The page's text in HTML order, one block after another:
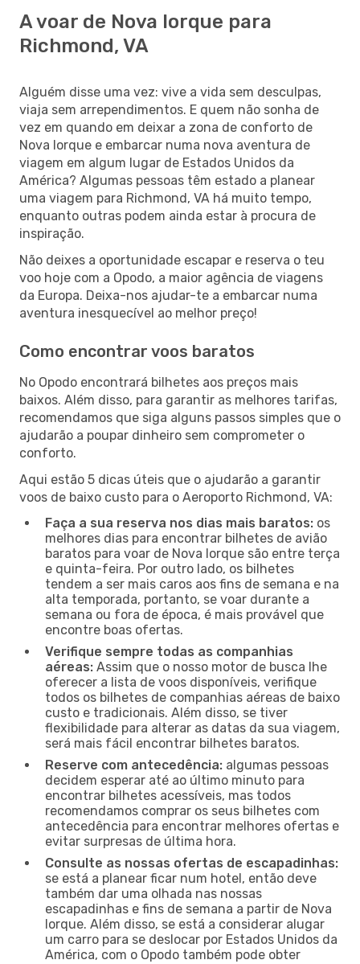
A voar de Nova Iorque para
Richmond, VA
Alguém disse uma vez: vive a vida sem desculpas,
viaja sem arrependimentos. E quem não sonha de
vez em quando em deixar a zona de conforto de
Nova Iorque e embarcar numa nova aventura de
viagem em algum lugar de Estados Unidos da
América? Algumas pessoas têm estado a planear
uma viagem para Richmond, VA há muito tempo,
enquanto outras podem ainda estar à procura de
inspiração.
Não deixes a oportunidade escapar e reserva o teu
voo hoje com a Opodo, a maior agência de viagens
da Europa. Deixa-nos ajudar-te a embarcar numa
aventura inesquecível ao melhor preço!
Como encontrar voos baratos
No Opodo encontrará bilhetes aos preços mais
baixos. Além disso, para garantir as melhores tarifas,
recomendamos que siga alguns passos simples que o
ajudarão a poupar dinheiro sem comprometer o
conforto.
Aqui estão 5 dicas úteis que o ajudarão a garantir
voos de baixo custo para o Aeroporto Richmond, VA:
Faça a sua reserva nos dias mais baratos: os
melhores dias para encontrar bilhetes de avião
baratos para voar de Nova Iorque são entre terça
e quinta-feira. Por outro lado, os bilhetes
tendem a ser mais caros aos fins de semana e na
alta temporada, portanto, se voar durante a
semana ou fora de época, é mais provável que
encontre boas ofertas.
Verifique sempre todas as companhias
aéreas: Assim que o nosso motor de busca lhe
oferecer a lista de voos disponíveis, verifique
todos os bilhetes de companhias aéreas de baixo
custo e tradicionais. Além disso, se tiver
flexibilidade para alterar as datas da sua viagem,
será mais fácil encontrar bilhetes baratos.
Reserve com antecedência: algumas pessoas
decidem esperar até ao último minuto para
encontrar bilhetes acessíveis, mas todos
recomendamos comprar os seus bilhetes com
antecedência para encontrar melhores ofertas e
evitar surpresas de última hora.
Consulte as nossas ofertas de escapadinhas:
se está a planear ficar num hotel, então deve
também dar uma olhada nas nossas
escapadinhas e fins de semana a partir de Nova
Iorque. Além disso, se está a considerar alugar
um carro para se deslocar por Estados Unidos da
América, com o Opodo também pode obter